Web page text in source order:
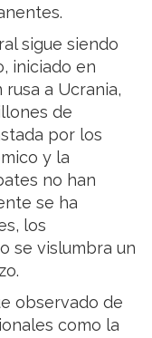
sigue siendo
iniciado en
a Ucrania,
de
por los
y la
no han
se ha
los
se vislumbra un
observado de
como la